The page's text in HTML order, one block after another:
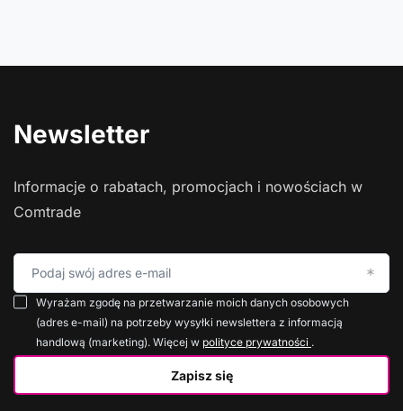
Newsletter
Informacje o rabatach, promocjach i nowościach w
Comtrade
Podaj swój adres e-mail
Zapisz się
Wyrażam zgodę na przetwarzanie moich danych osobowych
(adres e-mail) na potrzeby wysyłki newslettera z informacją
handlową (marketing). Więcej w polityce prywatności .